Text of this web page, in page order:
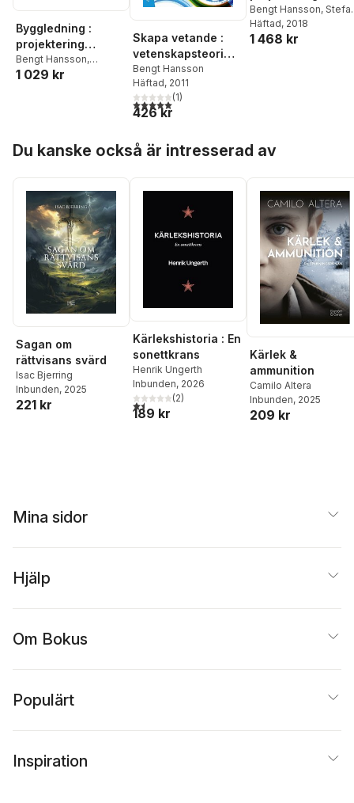
Byggledning :
projektering
(paket)
Bengt Hansson,
Radhlinah Aulin
1 029 kr
Skapa vetande :
vetenskapsteori
från grunden
Bengt Hansson
Häftad, 2011
5,0utav 5 stjärnor. Totalt antal röster:
(1)
426 kr
produktion med
övningar (paket)
Bengt Hansson,
Olander ,Anne Landin
Radhlinah Aulin
Häftad, 2018
1 468 kr
Du kanske också är intresserad av
Sagan om
rättvisans svärd
Isac Bjerring
Inbunden, 2025
221 kr
Kärlekshistoria : En
sonettkrans
Henrik Ungerth
Inbunden, 2026
1,5utav 5 stjärnor. Totalt antal röster:
(2)
189 kr
Kärlek &
ammunition
Camilo Altera
Inbunden, 2025
209 kr
Mina sidor
Hjälp
Om Bokus
Populärt
Inspiration